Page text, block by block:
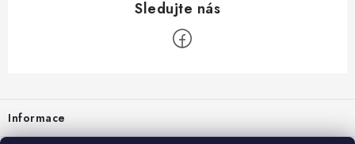
Informace